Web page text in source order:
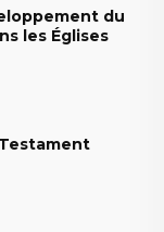
du
les Églises